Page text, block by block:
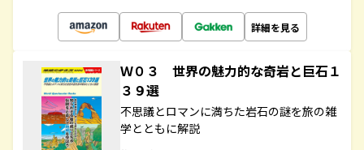
詳細を見る
Ｗ０３ 世界の魅力的な奇岩と巨石１
３９選
不思議とロマンに満ちた岩石の謎を旅の雑
学とともに解説